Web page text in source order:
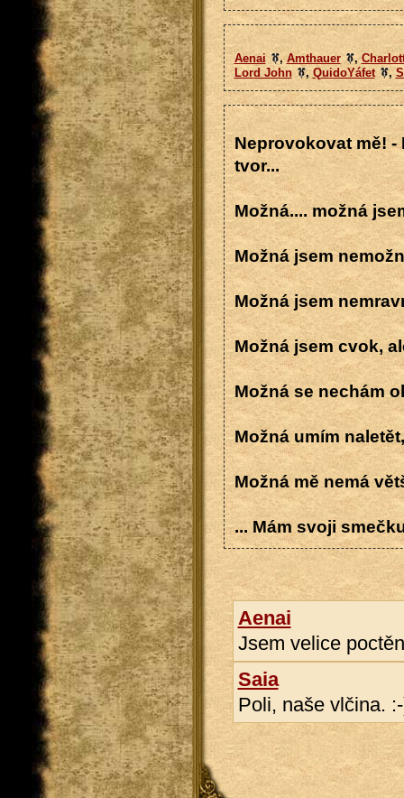
Aenai ,Amthauer ,
Lord John
, QuidoYáfet ,
Neprovokovat mě! -
tvor...
Možná.... možná
Možná jsem
Možná jsem
Možná jsem cvok,
Možná se nechám
Možná umím
Možná mě nemá
... Mám svoji
Aenai
Jsem velice
Saia
Poli, naše vlčina.